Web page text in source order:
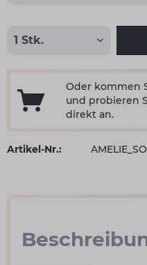
Oder kommen
und probieren
direkt an.
Artikel-Nr.: